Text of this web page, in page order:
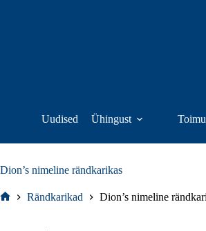
Uudised Ühingust
Dion’s nimeline rändkarikas
Rändkarikad Dion’s nimeline